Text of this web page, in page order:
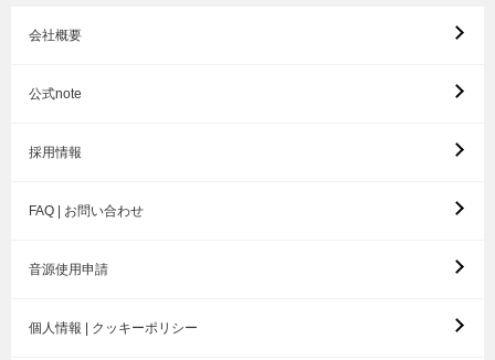
会社概要
公式note
採用情報
FAQ | お問い合わせ
音源使用申請
個人情報 | クッキーポリシー